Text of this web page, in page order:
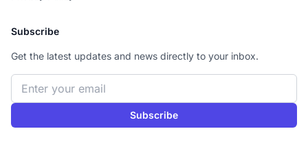
Subscribe
Get the latest updates and news directly to your inbox.
Email address
Subscribe